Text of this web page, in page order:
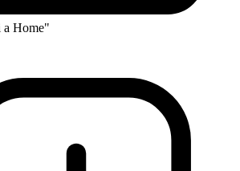
Home"